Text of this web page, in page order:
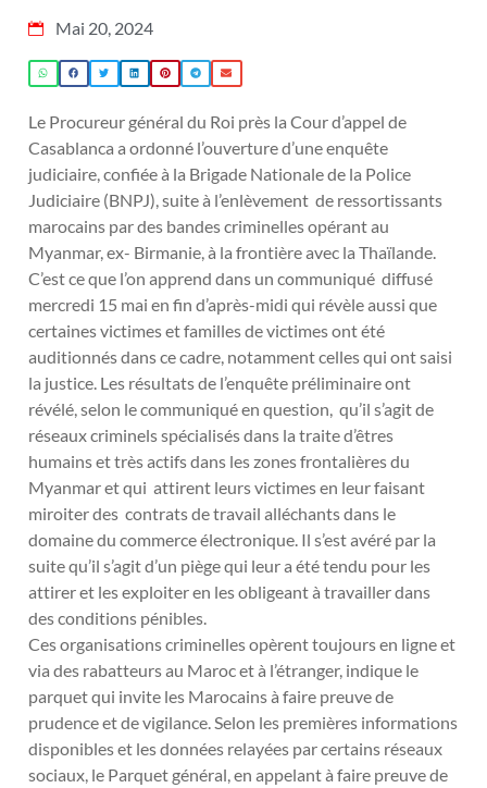
Mai 20, 2024
Le Procureur général du Roi près la Cour d’appel de
Casablanca a ordonné l’ouverture d’une enquête
judiciaire, confiée à la Brigade Nationale de la Police
Judiciaire (BNPJ), suite à l’enlèvement de ressortissants
marocains par des bandes criminelles opérant au
Myanmar, ex- Birmanie, à la frontière avec la Thaïlande.
C’est ce que l’on apprend dans un communiqué diffusé
mercredi 15 mai en fin d’après-midi qui révèle aussi que
certaines victimes et familles de victimes ont été
auditionnés dans ce cadre, notamment celles qui ont saisi
la justice. Les résultats de l’enquête préliminaire ont
révélé, selon le communiqué en question, qu’il s’agit de
réseaux criminels spécialisés dans la traite d’êtres
humains et très actifs dans les zones frontalières du
Myanmar et qui attirent leurs victimes en leur faisant
miroiter des contrats de travail alléchants dans le
domaine du commerce électronique. Il s’est avéré par la
suite qu’il s’agit d’un piège qui leur a été tendu pour les
attirer et les exploiter en les obligeant à travailler dans
des conditions pénibles.
Ces organisations criminelles opèrent toujours en ligne et
via des rabatteurs au Maroc et à l’étranger, indique le
parquet qui invite les Marocains à faire preuve de
prudence et de vigilance. Selon les premières informations
disponibles et les données relayées par certains réseaux
sociaux, le Parquet général, en appelant à faire preuve de